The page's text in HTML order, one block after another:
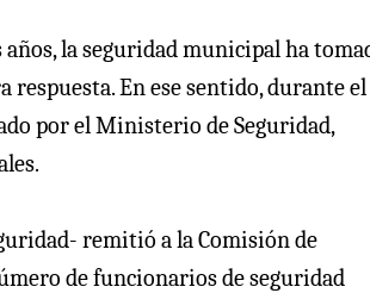
la seguridad municipal ha
En ese sentido, durante el
por el Ministerio de Seguridad,
remitió a la Comisión de
de funcionarios de seguridad